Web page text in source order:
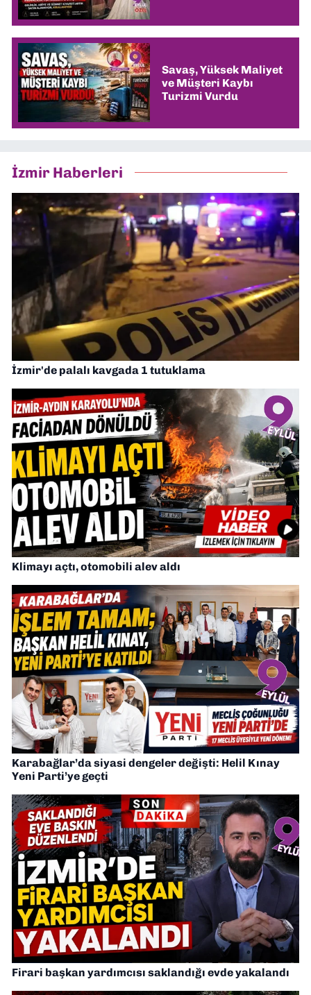
Savaş, Yüksek Maliyet
ve Müşteri Kaybı
Turizmi Vurdu
İzmir Haberleri
İzmir'de palalı kavgada 1 tutuklama
Klimayı açtı, otomobili alev aldı
Karabağlar’da siyasi dengeler değişti: Helil Kınay
Yeni Parti’ye geçti
Firari başkan yardımcısı saklandığı evde yakalandı